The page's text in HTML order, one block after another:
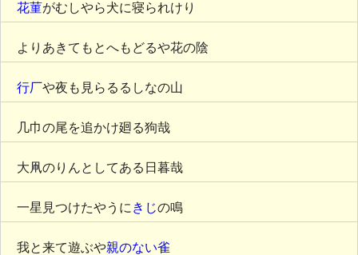
花菫がむしやら犬に寝られけり
よりあきてもとへもどるや花の陰
行厂や夜も見らるるしなの山
几巾の尾を追かけ廻る狗哉
大凧のりんとしてある日暮哉
一星見つけたやうに きじの鳴
我と来て遊ぶや親のない雀